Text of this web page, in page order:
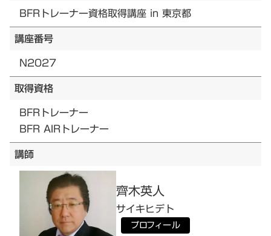
BFRトレーナー資格取得講座 in 東京都
講座番号
N2027
取得資格
BFRトレーナー
BFR AIRトレーナー
講師
齊木英人
サイキヒデト
プロフィール